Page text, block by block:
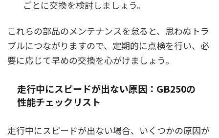
ごとに交換を検討しましょう。
これらの部品のメンテナンスを怠ると、思わぬトラ
ブルにつながりますので、定期的に点検を行い、必
要に応じて早めの交換を心がけましょう。
走行中にスピードが出ない原因：GB250の
性能チェックリスト
走行中にスピードが出ない場合、いくつかの原因が